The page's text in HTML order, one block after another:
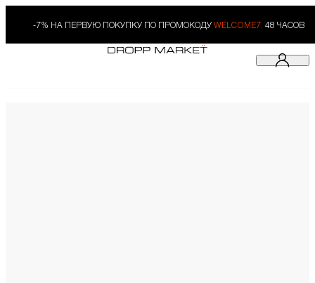
-7% НА ПЕРВУЮ ПОКУПКУ ПО ПРОМОКОДУ WELCOME7. 48 ЧАСОВ